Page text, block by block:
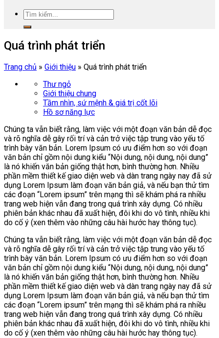
Quá trình phát triển
Trang chủ » Giới thiệu » Quá trình phát triển
Thư ngỏ
Giới thiệu chung
Tầm nhìn, sứ mệnh & giá trị cốt lõi
Hồ sơ năng lực
Chúng ta vẫn biết rằng, làm việc với một đoạn văn bản dễ đọc
và rõ nghĩa dễ gây rối trí và cản trở việc tập trung vào yếu tố
trình bày văn bản. Lorem Ipsum có ưu điểm hơn so với đoạn
văn bản chỉ gồm nội dung kiểu “Nội dung, nội dung, nội dung”
là nó khiến văn bản giống thật hơn, bình thường hơn. Nhiều
phần mềm thiết kế giao diện web và dàn trang ngày nay đã sử
dụng Lorem Ipsum làm đoạn văn bản giả, và nếu bạn thử tìm
các đoạn “Lorem ipsum” trên mạng thì sẽ khám phá ra nhiều
trang web hiện vẫn đang trong quá trình xây dựng. Có nhiều
phiên bản khác nhau đã xuất hiện, đôi khi do vô tình, nhiều khi
do cố ý (xen thêm vào những câu hài hước hay thông tục).
Chúng ta vẫn biết rằng, làm việc với một đoạn văn bản dễ đọc
và rõ nghĩa dễ gây rối trí và cản trở việc tập trung vào yếu tố
trình bày văn bản. Lorem Ipsum có ưu điểm hơn so với đoạn
văn bản chỉ gồm nội dung kiểu “Nội dung, nội dung, nội dung”
là nó khiến văn bản giống thật hơn, bình thường hơn. Nhiều
phần mềm thiết kế giao diện web và dàn trang ngày nay đã sử
dụng Lorem Ipsum làm đoạn văn bản giả, và nếu bạn thử tìm
các đoạn “Lorem ipsum” trên mạng thì sẽ khám phá ra nhiều
trang web hiện vẫn đang trong quá trình xây dựng. Có nhiều
phiên bản khác nhau đã xuất hiện, đôi khi do vô tình, nhiều khi
do cố ý (xen thêm vào những câu hài hước hay thông tục).